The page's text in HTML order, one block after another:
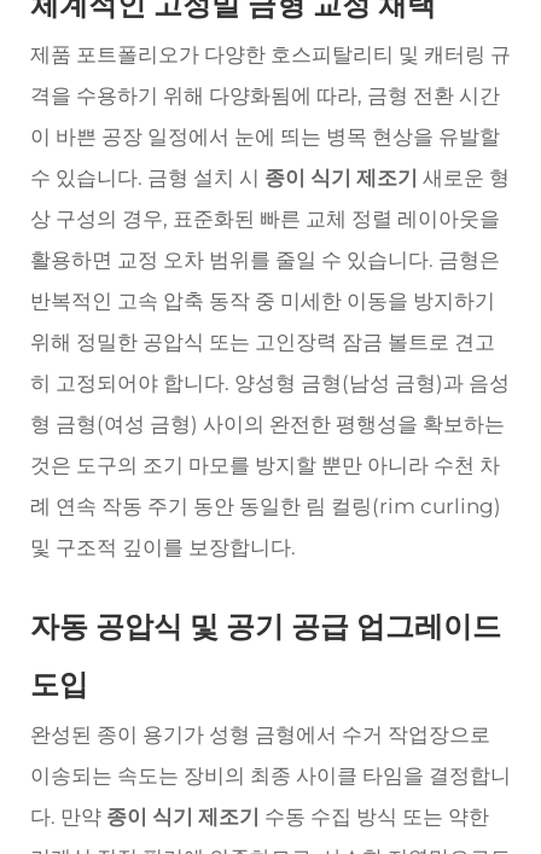
제품 포트폴리오가 다양한 호스피탈리티 및 캐터링 규
격을 수용하기 위해 다양화됨에 따라, 금형 전환 시간
이 바쁜 공장 일정에서 눈에 띄는 병목 현상을 유발할
수 있습니다. 금형 설치 시 종이 식기 제조기 새로운 형
상 구성의 경우, 표준화된 빠른 교체 정렬 레이아웃을
활용하면 교정 오차 범위를 줄일 수 있습니다. 금형은
반복적인 고속 압축 동작 중 미세한 이동을 방지하기
위해 정밀한 공압식 또는 고인장력 잠금 볼트로 견고
히 고정되어야 합니다. 양성형 금형(남성 금형)과 음성
형 금형(여성 금형) 사이의 완전한 평행성을 확보하는
것은 도구의 조기 마모를 방지할 뿐만 아니라 수천 차
례 연속 작동 주기 동안 동일한 림 컬링(rim curling)
및 구조적 깊이를 보장합니다.
자동 공압식 및 공기 공급 업그레이드
도입
완성된 종이 용기가 성형 금형에서 수거 작업장으로
이송되는 속도는 장비의 최종 사이클 타임을 결정합니
다. 만약 종이 식기 제조기 수동 수집 방식 또는 약한